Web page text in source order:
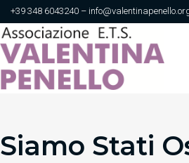
+39 348 6043240 –
Siamo Stati